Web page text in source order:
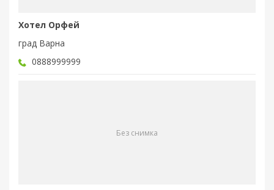
Хотел Орфей
град Варна
0888999999
Без снимка